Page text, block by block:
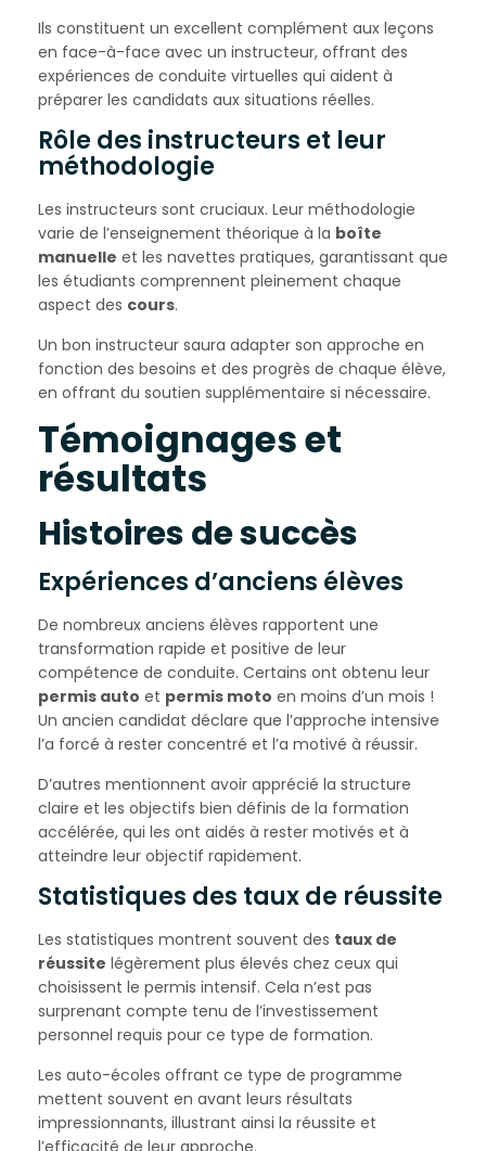
Ils constituent un excellent complément aux leçons
en face-à-face avec un instructeur, offrant des
expériences de conduite virtuelles qui aident à
préparer les candidats aux situations réelles.
Rôle des instructeurs et leur
méthodologie
Les instructeurs sont cruciaux. Leur méthodologie
varie de l’enseignement théorique à la boîte
manuelle et les navettes pratiques, garantissant que
les étudiants comprennent pleinement chaque
aspect des cours.
Un bon instructeur saura adapter son approche en
fonction des besoins et des progrès de chaque élève,
en offrant du soutien supplémentaire si nécessaire.
Témoignages et
résultats
Histoires de succès
Expériences d’anciens élèves
De nombreux anciens élèves rapportent une
transformation rapide et positive de leur
compétence de conduite. Certains ont obtenu leur
permis auto et permis moto en moins d’un mois !
Un ancien candidat déclare que l’approche intensive
l’a forcé à rester concentré et l’a motivé à réussir.
D’autres mentionnent avoir apprécié la structure
claire et les objectifs bien définis de la formation
accélérée, qui les ont aidés à rester motivés et à
atteindre leur objectif rapidement.
Statistiques des taux de réussite
Les statistiques montrent souvent des taux de
réussite légèrement plus élevés chez ceux qui
choisissent le permis intensif. Cela n’est pas
surprenant compte tenu de l’investissement
personnel requis pour ce type de formation.
Les auto-écoles offrant ce type de programme
mettent souvent en avant leurs résultats
impressionnants, illustrant ainsi la réussite et
l’efficacité de leur approche.